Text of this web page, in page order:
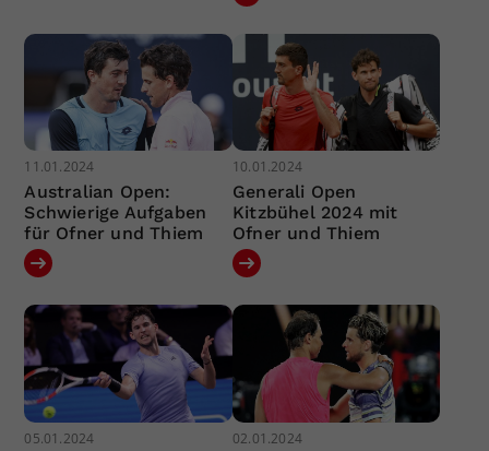
11.01.2024
Australian Open:
Schwierige Aufgaben
für Ofner und Thiem
10.01.2024
Generali Open
Kitzbühel 2024 mit
Ofner und Thiem
05.01.2024 02.01.2024